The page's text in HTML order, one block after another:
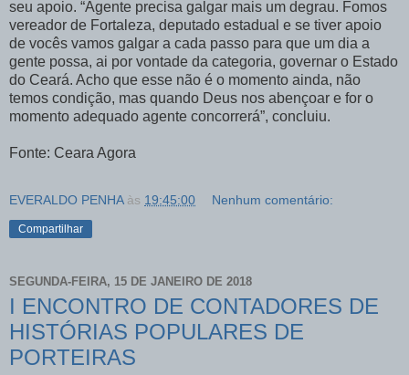
seu apoio. “Agente precisa galgar mais um degrau. Fomos
vereador de Fortaleza, deputado estadual e se tiver apoio
de vocês vamos galgar a cada passo para que um dia a
gente possa, ai por vontade da categoria, governar o Estado
do Ceará. Acho que esse não é o momento ainda, não
temos condição, mas quando Deus nos abençoar e for o
momento adequado agente concorrerá”, concluiu.
Fonte: Ceara Agora
EVERALDO PENHA às 19:45:00 Nenhum comentário:
Compartilhar
SEGUNDA-FEIRA, 15 DE JANEIRO DE 2018
I ENCONTRO DE CONTADORES DE
HISTÓRIAS POPULARES DE
PORTEIRAS